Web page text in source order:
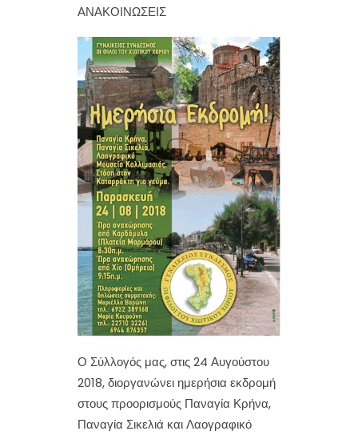
ΑΝΑΚΟΙΝΩΣΕΙΣ
Ο Σύλλογός μας, στις 24 Αυγούστου
2018, διοργανώνει ημερήσια εκδρομή
στους προορισμούς Παναγία Κρήνα,
Παναγία Σικελιά και Λαογραφικό